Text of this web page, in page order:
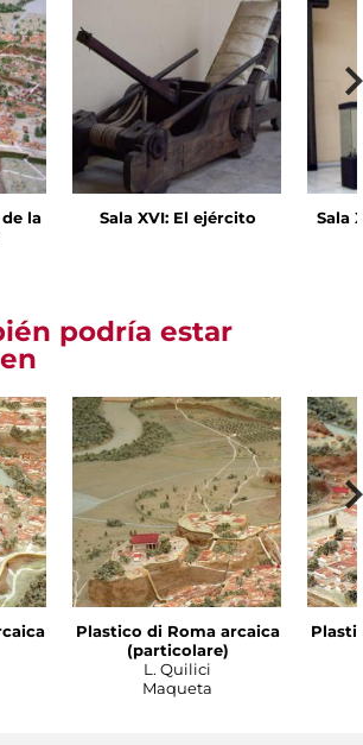
de la
Sala XVI: El ejército Sala
podría estar
Plastico di Roma arcaica
(particolare)
L. Quilici
Maqueta